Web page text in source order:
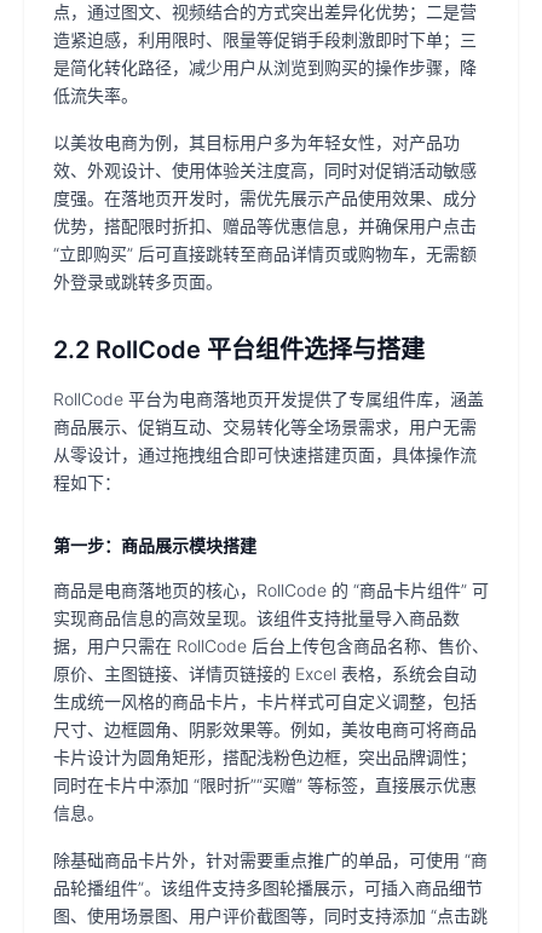
点，通过图文、视频结合的方式突出差异化优势；二是营
造紧迫感，利用限时、限量等促销手段刺激即时下单；三
是简化转化路径，减少用户从浏览到购买的操作步骤，降
低流失率。
以美妆电商为例，其目标用户多为年轻女性，对产品功
效、外观设计、使用体验关注度高，同时对促销活动敏感
度强。在落地页开发时，需优先展示产品使用效果、成分
优势，搭配限时折扣、赠品等优惠信息，并确保用户点击
“立即购买” 后可直接跳转至商品详情页或购物车，无需额
外登录或跳转多页面。
2.2 RollCode 平台组件选择与搭建
RollCode 平台为电商落地页开发提供了专属组件库，涵盖
商品展示、促销互动、交易转化等全场景需求，用户无需
从零设计，通过拖拽组合即可快速搭建页面，具体操作流
程如下：
第一步：商品展示模块搭建
商品是电商落地页的核心，RollCode 的 “商品卡片组件” 可
实现商品信息的高效呈现。该组件支持批量导入商品数
据，用户只需在 RollCode 后台上传包含商品名称、售价、
原价、主图链接、详情页链接的 Excel 表格，系统会自动
生成统一风格的商品卡片，卡片样式可自定义调整，包括
尺寸、边框圆角、阴影效果等。例如，美妆电商可将商品
卡片设计为圆角矩形，搭配浅粉色边框，突出品牌调性；
同时在卡片中添加 “限时折”“买赠” 等标签，直接展示优惠
信息。
除基础商品卡片外，针对需要重点推广的单品，可使用 “商
品轮播组件”。该组件支持多图轮播展示，可插入商品细节
图、使用场景图、用户评价截图等，同时支持添加 “点击跳